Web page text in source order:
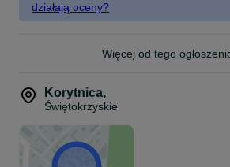
działają oceny?
Więcej od tego
Korytnica,
Świętokrzyskie